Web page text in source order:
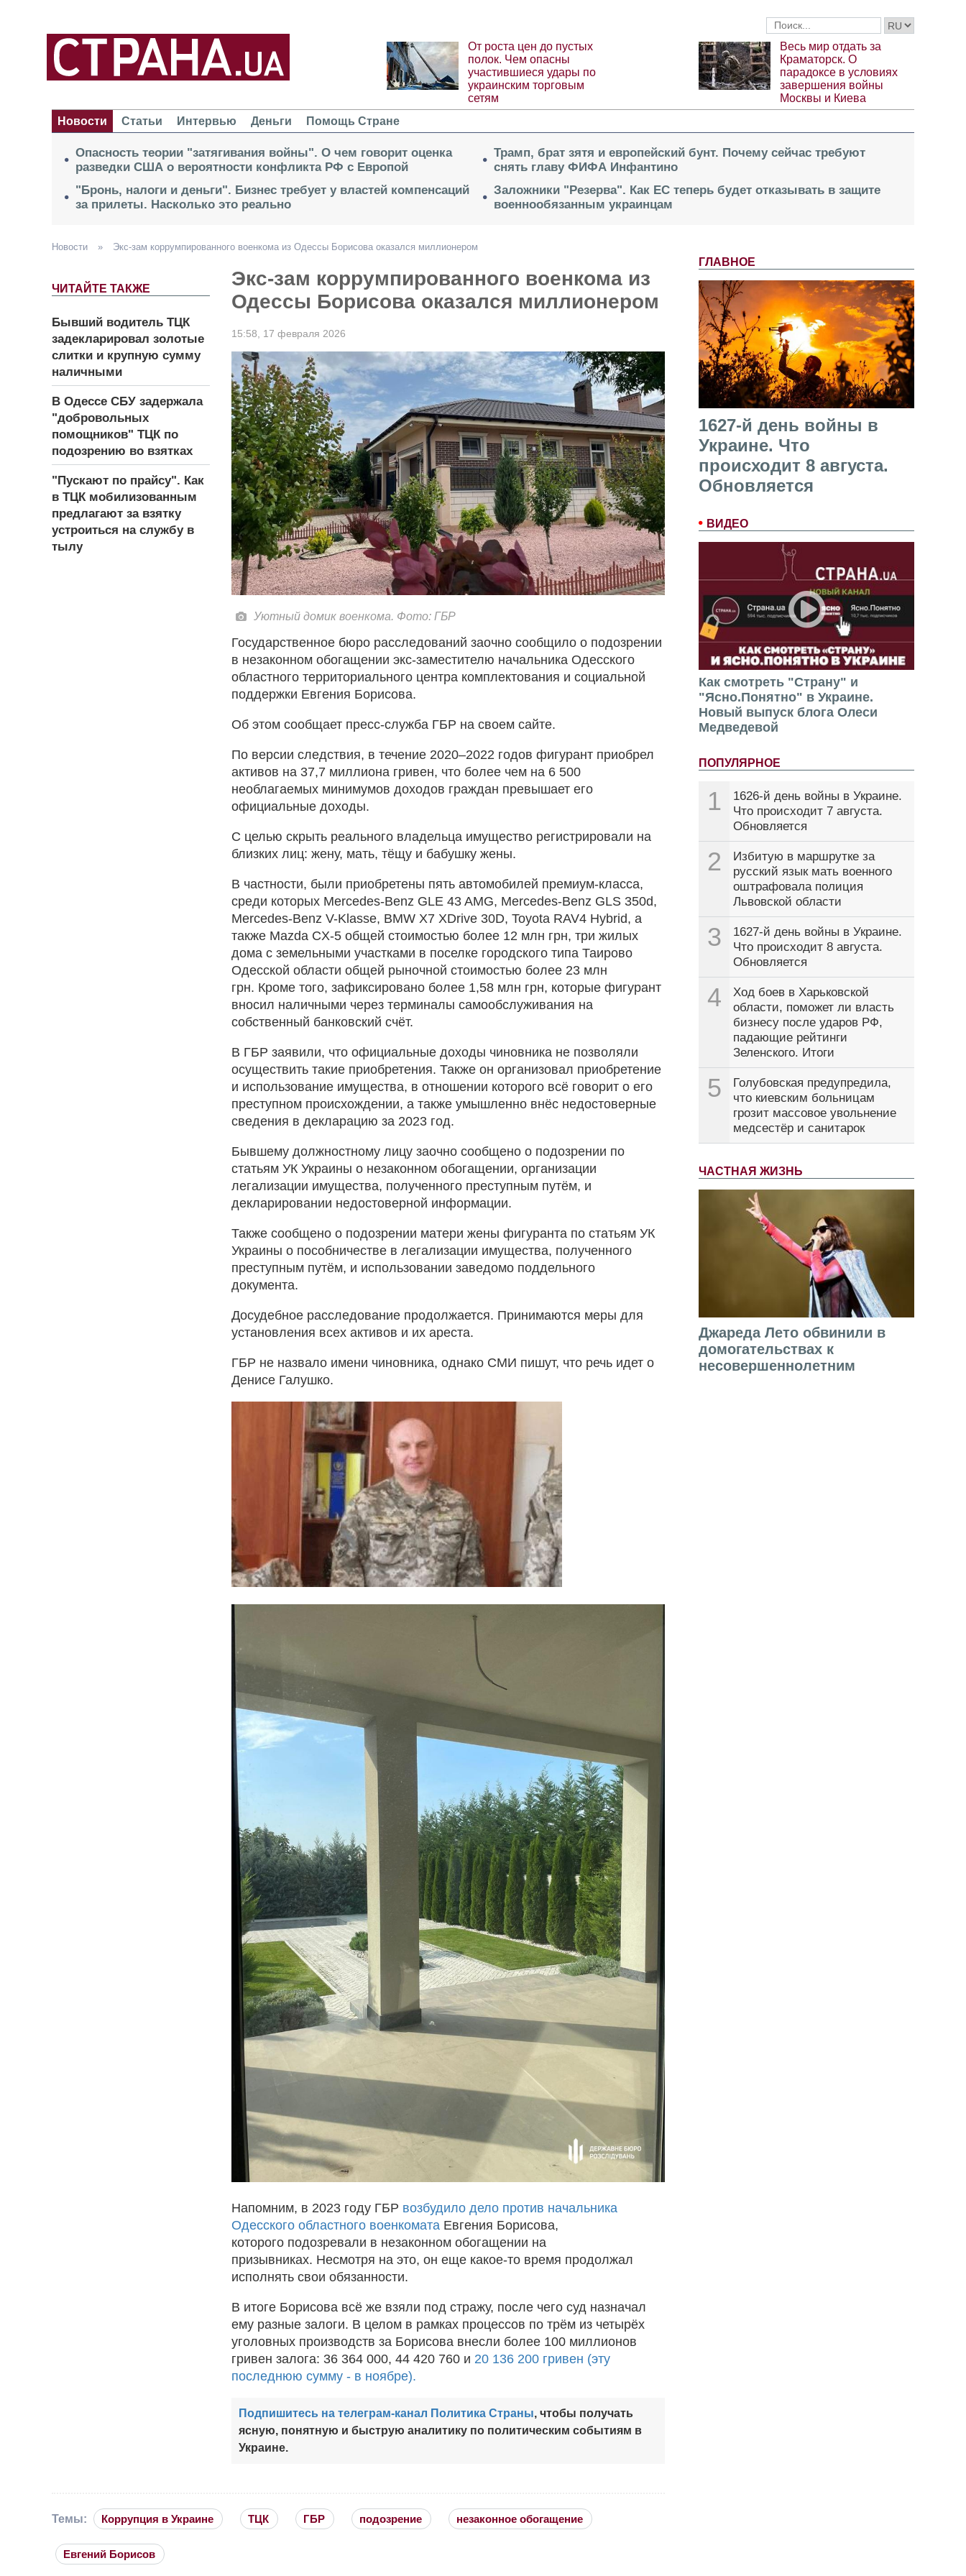
От роста цен до пустых
полок. Чем опасны
участившиеся удары по
украинским торговым
сетям
Весь мир отдать за
Краматорск. О
парадоксе в условиях
завершения войны
Москвы и Киева
Новости
Статьи Интервью Деньги Помощь Стране
Опасность теории "затягивания войны". О чем говорит оценка
разведки США о вероятности конфликта РФ с Европой
"Бронь, налоги и деньги". Бизнес требует у властей компенсаций
за прилеты. Насколько это реально
Трамп, брат зятя и европейский бунт. Почему сейчас требуют
снять главу ФИФА Инфантино
Заложники "Резерва". Как ЕС теперь будет отказывать в защите
военнообязанным украинцам
ГЛАВНОЕ
1627-й день войны в
Украине. Что
происходит 8 августа.
Обновляется
ВИДЕО
Как смотреть "Страну" и
"Ясно.Понятно" в Украине.
Новый выпуск блога Олеси
Медведевой
ПОПУЛЯРНОЕ
1
1626-й день войны в Украине.
Что происходит 7 августа.
Обновляется
2
Избитую в маршрутке за
русский язык мать военного
оштрафовала полиция
Львовской области
3
1627-й день войны в Украине.
Что происходит 8 августа.
Обновляется
4
Ход боев в Харьковской
области, поможет ли власть
бизнесу после ударов РФ,
падающие рейтинги
Зеленского. Итоги
5
Голубовская предупредила,
что киевским больницам
грозит массовое увольнение
медсестёр и санитарок
ЧАСТНАЯ ЖИЗНЬ
Джареда Лето обвинили в
домогательствах к
несовершеннолетним
Новости » Экс-зам коррумпированного военкома из Одессы Борисова оказался миллионером
ЧИТАЙТЕ ТАКЖЕ
Бывший водитель ТЦК
задекларировал золотые
слитки и крупную сумму
наличными
В Одессе СБУ задержала
"добровольных
помощников" ТЦК по
подозрению во взятках
"Пускают по прайсу". Как
в ТЦК мобилизованным
предлагают за взятку
устроиться на службу в
тылу
Экс-зам коррумпированного военкома из
Одессы Борисова оказался миллионером
15:58, 17 февраля 2026
Уютный домик военкома. Фото: ГБР
Государственное бюро расследований заочно сообщило о подозрении
в незаконном обогащении экс-заместителю начальника Одесского
областного территориального центра комплектования и социальной
поддержки Евгения Борисова.
Об этом сообщает пресс-служба ГБР на своем сайте.
По версии следствия, в течение 2020–2022 годов фигурант приобрел
активов на 37,7 миллиона гривен, что более чем на 6 500
необлагаемых минимумов доходов граждан превышает его
официальные доходы.
С целью скрыть реального владельца имущество регистрировали на
близких лиц: жену, мать, тёщу и бабушку жены.
В частности, были приобретены пять автомобилей премиум-класса,
среди которых Mercedes-Benz GLE 43 AMG, Mercedes-Benz GLS 350d,
Mercedes-Benz V-Klasse, BMW X7 XDrive 30D, Toyota RAV4 Hybrid, а
также Mazda CX-5 общей стоимостью более 12 млн грн, три жилых
дома с земельными участками в поселке городского типа Таирово
Одесской области общей рыночной стоимостью более 23 млн
грн. Кроме того, зафиксировано более 1,58 млн грн, которые фигурант
вносил наличными через терминалы самообслуживания на
собственный банковский счёт.
В ГБР заявили, что официальные доходы чиновника не позволяли
осуществить такие приобретения. Также он организовал приобретение
и использование имущества, в отношении которого всё говорит о его
преступном происхождении, а также умышленно внёс недостоверные
сведения в декларацию за 2023 год.
Бывшему должностному лицу заочно сообщено о подозрении по
статьям УК Украины о незаконном обогащении, организации
легализации имущества, полученного преступным путём, и
декларировании недостоверной информации.
Также сообщено о подозрении матери жены фигуранта по статьям УК
Украины о пособничестве в легализации имущества, полученного
преступным путём, и использовании заведомо поддельного
документа.
Досудебное расследование продолжается. Принимаются меры для
установления всех активов и их ареста.
ГБР не назвало имени чиновника, однако СМИ пишут, что речь идет о
Денисе Галушко.
Напомним, в 2023 году ГБР возбудило дело против начальника
Одесского областного военкомата Евгения Борисова,
которого подозревали в незаконном обогащении на
призывниках. Несмотря на это, он еще какое-то время продолжал
исполнять свои обязанности.
В итоге Борисова всё же взяли под стражу, после чего суд назначал
ему разные залоги. В целом в рамках процессов по трём из четырёх
уголовных производств за Борисова внесли более 100 миллионов
гривен залога: 36 364 000, 44 420 760 и 20 136 200 гривен (эту
последнюю сумму - в ноябре).
Подпишитесь на телеграм-канал Политика Страны, чтобы получать
ясную, понятную и быструю аналитику по политическим событиям в
Украине.
Темы: Коррупция в Украине ТЦК ГБР подозрение незаконное обогащение
Евгений Борисов